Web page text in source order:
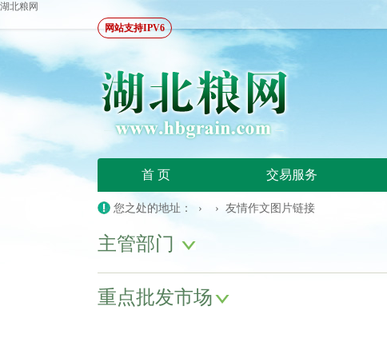
湖北粮网
网站支持IPV6
首 页 交易服务
您之处的地址： › › 友情作文图片链接
主管部门
重点批发市场